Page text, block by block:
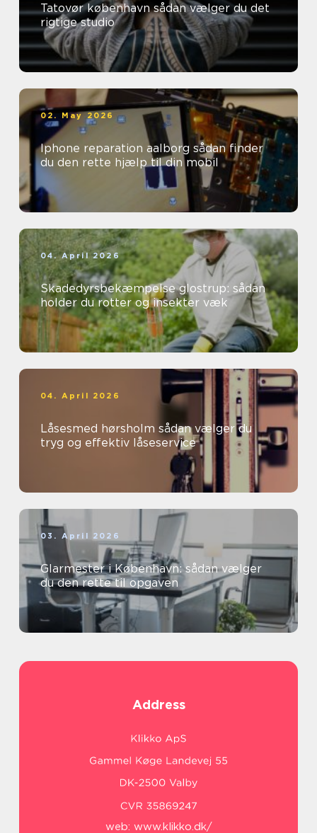
Tatovør københavn sådan vælger du det
rigtige studio
02. May 2026
Iphone reparation aalborg sådan finder
du den rette hjælp til din mobil
04. April 2026
Skadedyrsbekæmpelse glostrup: sådan
holder du rotter og insekter væk
04. April 2026
Låsesmed hørsholm sådan vælger du
tryg og effektiv låseservice
03. April 2026
Glarmester i København: sådan vælger
du den rette til opgaven
Address
web: www.klikko.dk/